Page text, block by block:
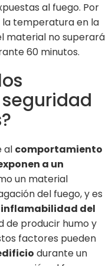
al fuego. Por
la temperatura en la
material no superará
60 minutos.
al comportamiento
a un
un material
del fuego, y es
inflamabilidad del
de producir humo y
factores pueden
durante un